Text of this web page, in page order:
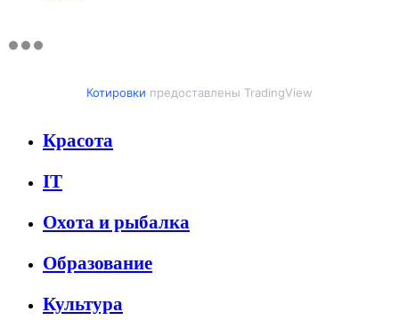
Котировки предоставлены TradingView
Красота
IT
Охота и рыбалка
Образование
Культура